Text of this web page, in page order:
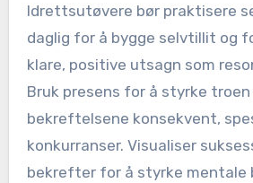
Idrettsutøvere bør praktisere
daglig for å bygge selvtillit og
klare, positive utsagn som
Bruk presens for å styrke
bekreftelsene konsekvent,
konkurranser. Visualiser
bekrefter for å styrke mentale